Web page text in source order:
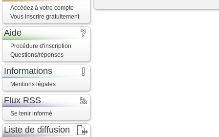
Accédez à votre compte
Vous inscrire gratuitement
Aide
Procédure d'inscription
Questions/réponses
Informations
Mentions légales
Flux RSS
Se tenir informé
Liste de diffusion